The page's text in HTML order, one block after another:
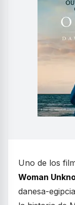
Uno de los
Woman
danesa-